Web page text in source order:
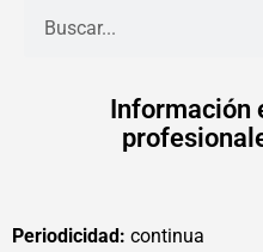
Información
Periodicidad: continua